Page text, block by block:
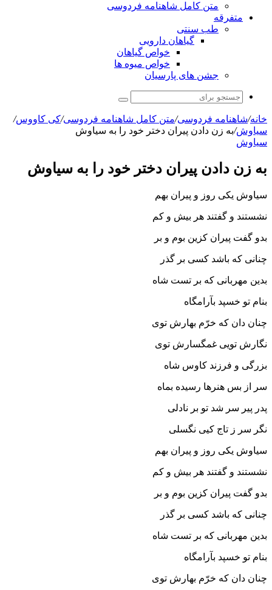
متن کامل شاهنامه فردوسی
متفرقه
طب سنتی
گیاهان دارویی
خواص گیاهان
خواص میوه ها
جشن های پارسیان
جستجو
برای
خانه/شاهنامه فردوسی/متن کامل شاهنامه فردوسی/کی کاووس/
سیاوش/به زن دادن پیران دختر خود را به سیاوش
سیاوش
به زن دادن پیران دختر خود را به سیاوش
سیاوش یکى روز و پیران بهم
نشستند و گفتند هر بیش و کم‏
بدو گفت پیران کزین بوم و بر
چنانى که باشد کسى بر گذر
بدین مهربانى که بر تست شاه
بنام تو خسپد بآرامگاه‏
چنان دان که خرّم بهارش توى
نگارش تویى غمگسارش توى‏
بزرگى و فرزند کاوس شاه
سر از بس هنرها رسیده بماه‏
پدر پیر سر شد تو بر نادلى
نگر سر ز تاج کیى نگسلى‏
سیاوش یکى روز و پیران بهم
نشستند و گفتند هر بیش و کم‏
بدو گفت پیران کزین بوم و بر
چنانى که باشد کسى بر گذر
بدین مهربانى که بر تست شاه
بنام تو خسپد بآرامگاه‏
چنان دان که خرّم بهارش توى